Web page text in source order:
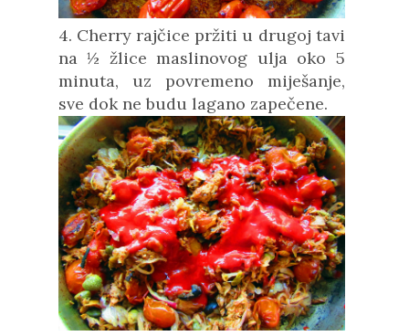
4. Cherry rajčice pržiti u drugoj tavi
na ½ žlice maslinovog ulja oko 5
minuta, uz povremeno miješanje,
sve dok ne budu lagano zapečene.